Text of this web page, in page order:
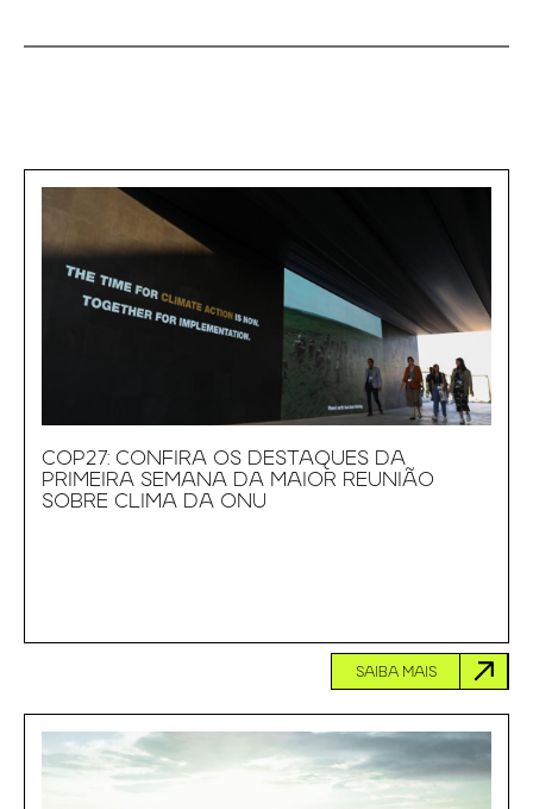
COP27: CONFIRA OS DESTAQUES DA
PRIMEIRA SEMANA DA MAIOR REUNIÃO
SOBRE CLIMA DA ONU
SAIBA MAIS